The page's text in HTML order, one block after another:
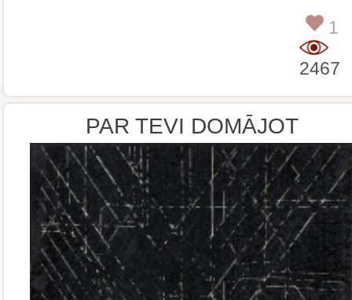
1
2467
PAR TEVI DOMĀJOT